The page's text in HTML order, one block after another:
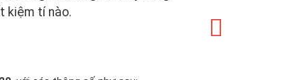
kiệm tí nào.